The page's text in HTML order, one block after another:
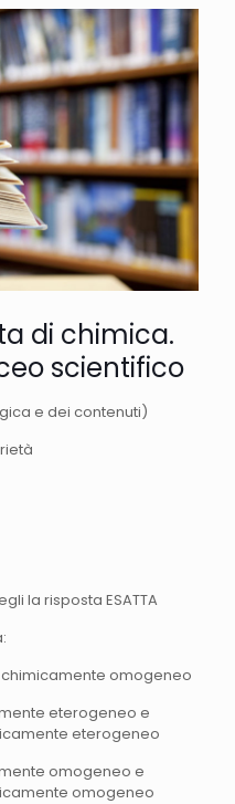
di chimica.
scientifico
e dei contenuti)
la risposta ESATTA
omogeneo
eterogeneo e
eterogeneo
omogeneo e
omogeneo